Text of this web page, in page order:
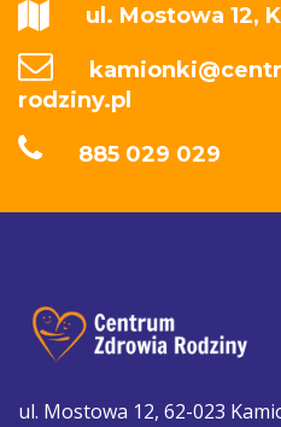
ul. Mostowa 12,
rodziny.pl
885 029 029
ul. Mostowa 12, 62-023